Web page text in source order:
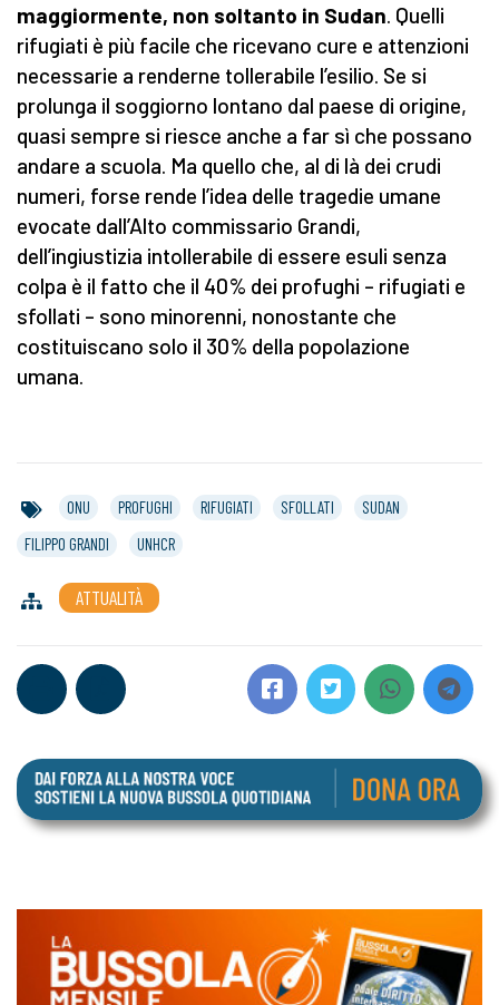
maggiormente, non soltanto in Sudan. Quelli
rifugiati è più facile che ricevano cure e attenzioni
necessarie a renderne tollerabile l’esilio. Se si
prolunga il soggiorno lontano dal paese di origine,
quasi sempre si riesce anche a far sì che possano
andare a scuola. Ma quello che, al di là dei crudi
numeri, forse rende l’idea delle tragedie umane
evocate dall’Alto commissario Grandi,
dell’ingiustizia intollerabile di essere esuli senza
colpa è il fatto che il 40% dei profughi – rifugiati e
sfollati – sono minorenni, nonostante che
costituiscano solo il 30% della popolazione
umana.
ONU PROFUGHI RIFUGIATI SFOLLATI
SUDAN
FILIPPO GRANDI
UNHCR
ATTUALITÀ